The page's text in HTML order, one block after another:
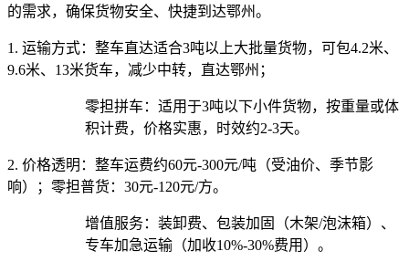
的需求，确保货物安全、快捷到达鄂州。
1. 运输方式： 整车直达适合3吨以上大批量货物，可包4.2米、
9.6米、13米货车，减少中转，直达鄂州；
零担拼车：适用于3吨以下小件货物，按重量或体
积计费，价格实惠，时效约2-3天。
2. 价格透明： 整车运费约60元-300元/吨（受油价、季节影
响）；零担普货：30元-120元/方。
增值服务：装卸费、包装加固（木架/泡沫箱）、
专车加急运输（加收10%-30%费用）。